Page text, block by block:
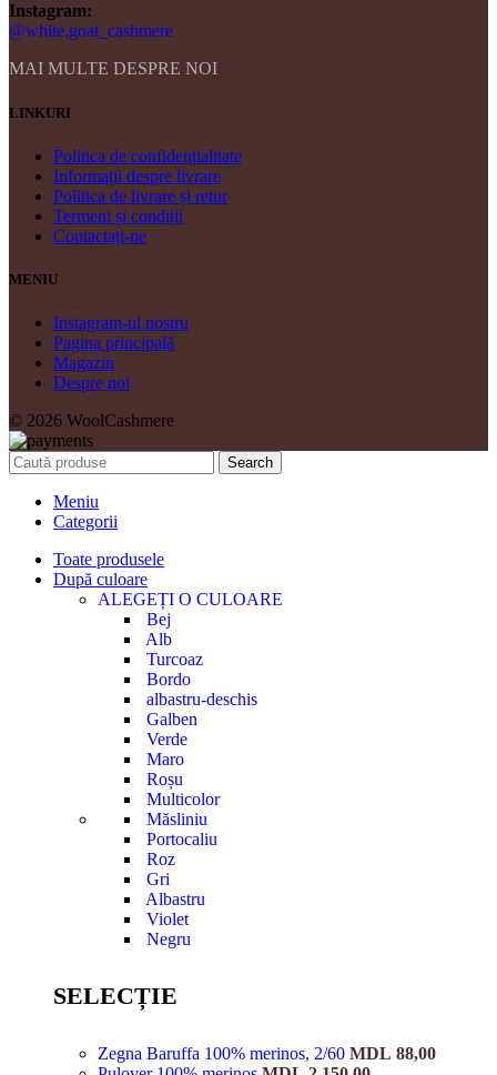
Instagram:
@white.goat_cashmere
MAI MULTE DESPRE NOI
LINKURI
Politica de confidențialitate
Informații despre livrare
Politica de livrare și retur
Termeni și condiții
Contactați-ne
MENIU
Instagram-ul nostru
Pagina principală
Magazin
Despre noi
© 2026 WoolCashmere
Search
Meniu
Categorii
Toate produsele
După culoare
ALEGEȚI O CULOARE
Bej
Alb
Turcoaz
Bordo
albastru-deschis
Galben
Verde
Maro
Roșu
Multicolor
Măsliniu
Portocaliu
Roz
Gri
Albastru
Violet
Negru
SELECȚIE
Zegna Baruffa 100% merinos, 2/60 MDL 88,00